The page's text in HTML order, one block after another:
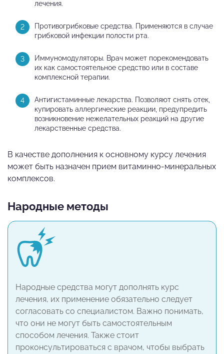
лечения.
Противогрибковые средства. Применяются в случае
грибковой инфекции полости рта.
Иммуномодуляторы. Врач может порекомендовать
их как самостоятельное средство или в составе
комплексной терапии.
Антигистаминные лекарства. Позволяют снять отек,
купировать аллергические реакции, предупредить
возникновение нежелательных реакций на другие
лекарственные средства.
В качестве дополнения к основному курсу лечения
может быть назначен прием витаминно-минеральных
комплексов.
Народные методы
Народные средства могут дополнять курс
лечения, их применение обязательно следует
согласовать со специалистом. Важно понимать,
что они не могут быть самостоятельным
способом лечения. Также стоит
проконсультироваться с врачом, чтобы выбрать